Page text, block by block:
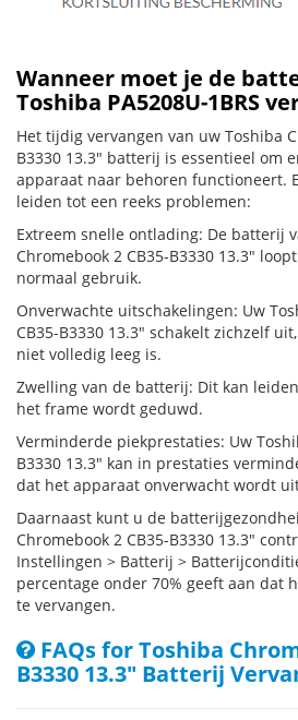
Wanneer moet je de
Toshiba PA5208U-1BRS
Het tijdig vervangen van uw Toshiba
B3330 13.3" batterij is essentieel om
apparaat naar behoren functioneert.
leiden tot een reeks problemen:
Extreem snelle ontlading: De batterij
Chromebook 2 CB35-B3330 13.3"
normaal gebruik.
Onverwachte uitschakelingen: Uw
CB35-B3330 13.3" schakelt zichzelf
niet volledig leeg is.
Zwelling van de batterij: Dit kan
het frame wordt geduwd.
Verminderde piekprestaties: Uw
B3330 13.3" kan in prestaties
dat het apparaat onverwacht wordt
Daarnaast kunt u de
Chromebook 2 CB35-B3330 13.3"
Instellingen > Batterij >
percentage onder 70% geeft aan dat
te vervangen.
FAQs for Toshiba
B3330 13.3" Batterij